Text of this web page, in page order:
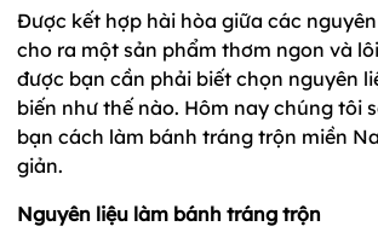
Được kết hợp hài hòa giữa các
cho ra một sản phẩm thơm ngon và
được bạn cần phải biết chọn nguyên
biến như thế nào. Hôm nay chúng tôi
bạn cách làm bánh tráng trộn miền
giản.
Nguyên liệu làm bánh tráng trộn